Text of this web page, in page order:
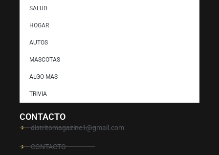
SALUD
HOGAR
AUTOS
MASCOTAS
ALGO MAS
TRIVIA
CONTACTO
distritomagazine1@gmail.com
CONTACTO